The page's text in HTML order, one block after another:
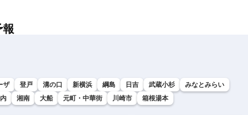
報
ザ 登戸 溝の口 新横浜 綱島 日吉 武蔵小杉
みなとみらい
湘南 大船 元町・中華街 川崎市 箱根湯本